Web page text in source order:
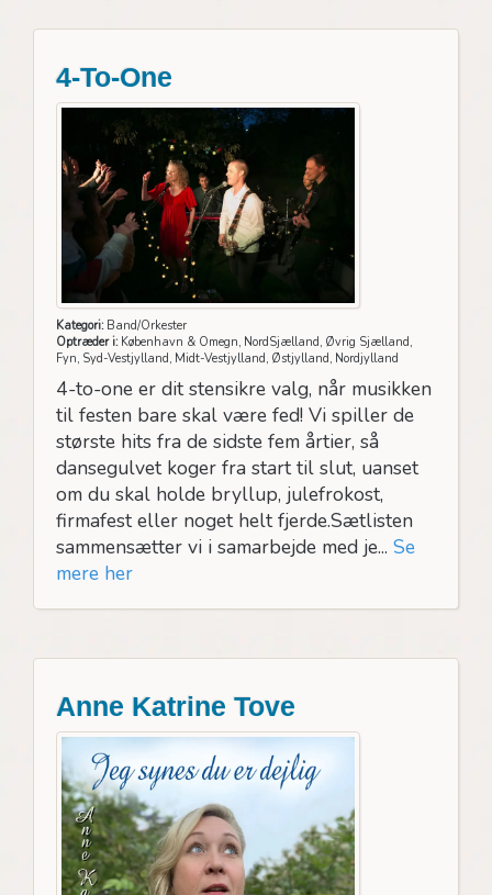
4-To-One
Kategori:Band/Orkester
Optræder i:København & Omegn, NordSjælland, Øvrig Sjælland,
Fyn, Syd-Vestjylland, Midt-Vestjylland, Østjylland, Nordjylland
4-to-one er dit stensikre valg, når musikken
til festen bare skal være fed! Vi spiller de
største hits fra de sidste fem årtier, så
dansegulvet koger fra start til slut, uanset
om du skal holde bryllup, julefrokost,
firmafest eller noget helt fjerde.Sætlisten
sammensætter vi i samarbejde med je... Se
mere her
Anne Katrine Tove